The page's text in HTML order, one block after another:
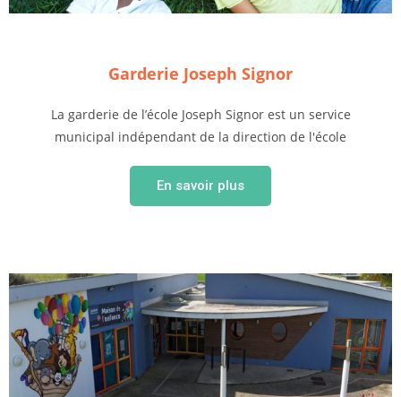
Garderie Joseph Signor
La garderie de l’école Joseph Signor est un service
municipal indépendant de la direction de l'école
En savoir plus